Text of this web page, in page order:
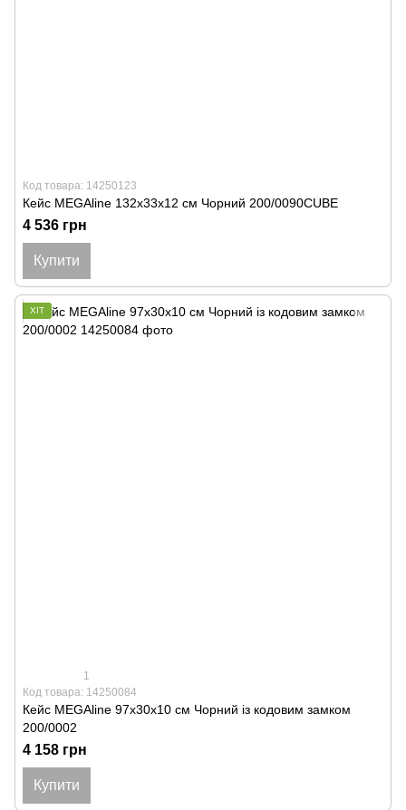
Код товара: 14250123
Кейс MEGAline 132x33x12 см Чорний 200/0090CUBE
4 536 грн
Купити
ХІТ
1
Код товара: 14250084
Кейс MEGAline 97х30х10 см Чорний із кодовим замком
200/0002
4 158 грн
Купити